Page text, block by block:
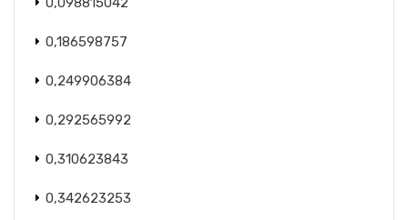
0,186598757
0,249906384
0,292565992
0,310623843
0,342623253